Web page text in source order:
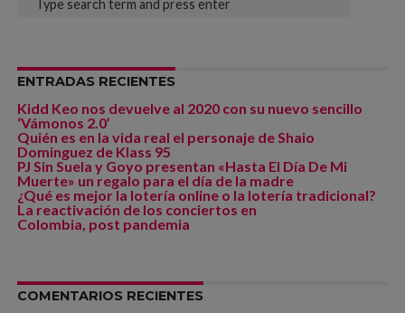
ENTRADAS RECIENTES
Kidd Keo nos devuelve al 2020 con su nuevo sencillo
‘Vámonos 2.0’
Quién es en la vida real el personaje de Shaio
Dominguez de Klass 95
PJ Sin Suela y Goyo presentan «Hasta El Día De Mi
Muerte» un regalo para el día de la madre
¿Qué es mejor la lotería online o la lotería tradicional?
La reactivación de los conciertos en
Colombia, post pandemia
COMENTARIOS RECIENTES